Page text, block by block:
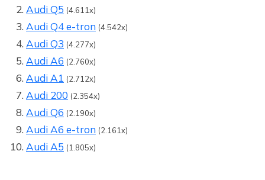
Audi Q5 (4.611x)
Audi Q4 e-tron (4.542x)
Audi Q3 (4.277x)
Audi A6 (2.760x)
Audi A1 (2.712x)
Audi 200 (2.354x)
Audi Q6 (2.190x)
Audi A6 e-tron (2.161x)
Audi A5 (1.805x)